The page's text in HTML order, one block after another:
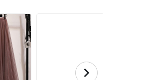
chevron_right